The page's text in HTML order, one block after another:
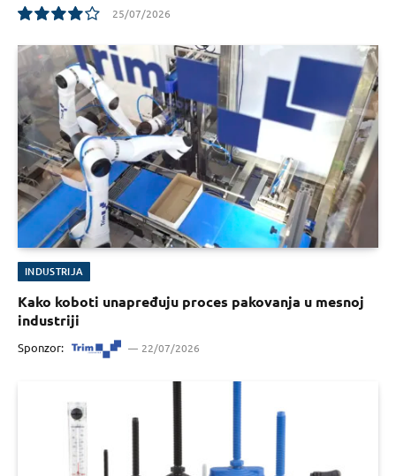
8
25/07/2026
INDUSTRIJA
Kako koboti unapređuju proces pakovanja u mesnoj
industriji
Sponzor: 22/07/2026